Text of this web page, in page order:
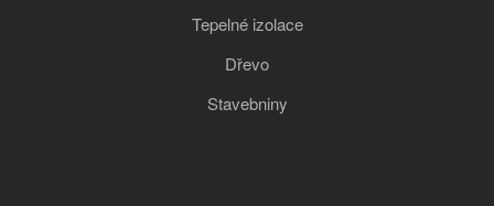
Tepelné izolace
Dřevo
Stavebniny